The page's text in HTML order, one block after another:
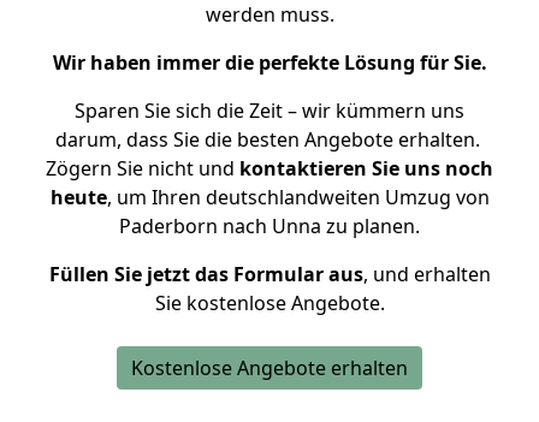
werden muss.
Wir haben immer die perfekte Lösung für Sie.
Sparen Sie sich die Zeit – wir kümmern uns
darum, dass Sie die besten Angebote erhalten.
Zögern Sie nicht und kontaktieren Sie uns noch
heute, um Ihren deutschlandweiten Umzug von
Paderborn nach Unna zu planen.
Füllen Sie jetzt das Formular aus, und erhalten
Sie kostenlose Angebote.
Kostenlose Angebote erhalten